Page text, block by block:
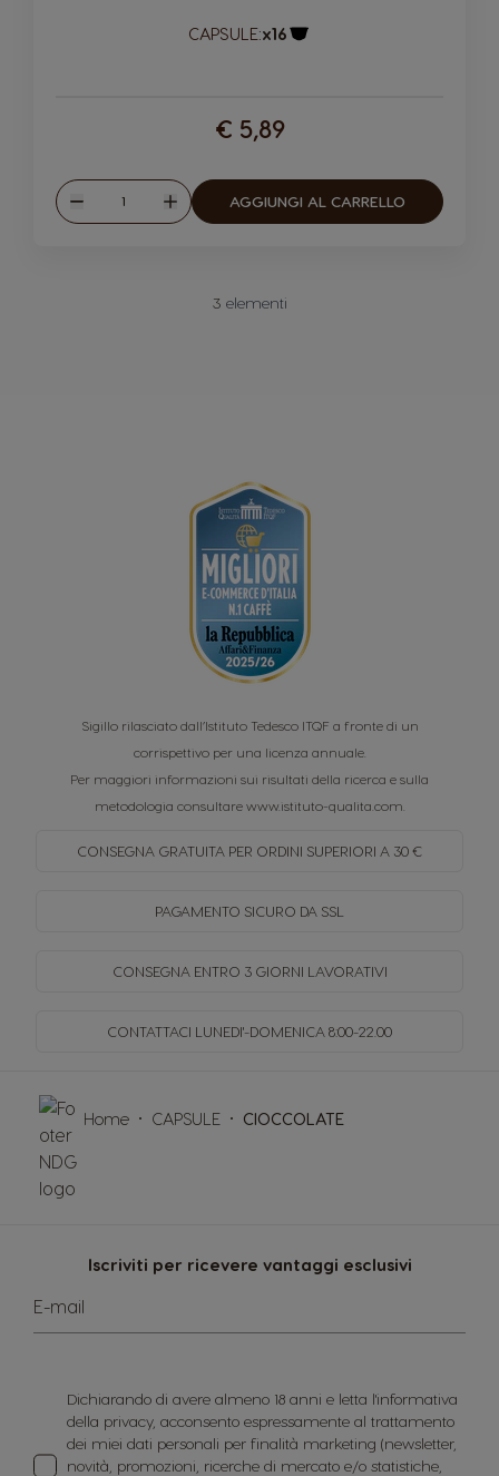
CAPSULE:x16
€ 5,89
Ridurre
Quantità
Aumentare
AGGIUNGI AL CARRELLO
3 elementi
Sigillo rilasciato dall’Istituto Tedesco ITQF a fronte di un
corrispettivo per una licenza annuale.
Per maggiori informazioni sui risultati della ricerca e sulla
metodologia consultare www.istituto-qualita.com
CONSEGNA GRATUITA PER ORDINI SUPERIORI A 30 €
PAGAMENTO SICURO DA SSL
CONSEGNA ENTRO 3 GIORNI LAVORATIVI
CONTATTACI LUNEDI'-DOMENICA 8:00-22.00
Iscriviti per ricevere vantaggi esclusivi
E-mail
Dichiarando di avere almeno 18 anni e letta l'informativa
della privacy, acconsento espressamente al trattamento
dei miei dati personali per finalità marketing (newsletter,
novità, promozioni, ricerche di mercato e/o statistiche,
Home CAPSULE CIOCCOLATE